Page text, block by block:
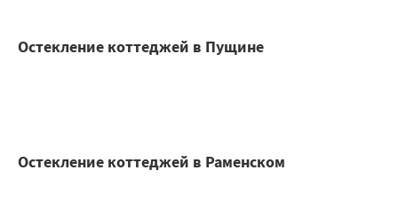
Остекление коттеджей в Пущине
Остекление коттеджей в Раменском